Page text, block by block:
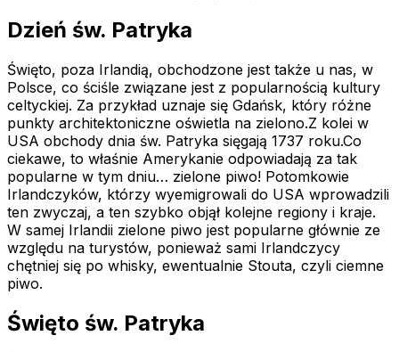
Dzień św. Patryka
Święto, poza Irlandią, obchodzone jest także u nas, w
Polsce, co ściśle związane jest z popularnością kultury
celtyckiej. Za przykład uznaje się Gdańsk, który różne
punkty architektoniczne oświetla na zielono.Z kolei w
USA obchody dnia św. Patryka sięgają 1737 roku.Co
ciekawe, to właśnie Amerykanie odpowiadają za tak
popularne w tym dniu… zielone piwo! Potomkowie
Irlandczyków, którzy wyemigrowali do USA wprowadzili
ten zwyczaj, a ten szybko objął kolejne regiony i kraje.
W samej Irlandii zielone piwo jest popularne głównie ze
względu na turystów, ponieważ sami Irlandczycy
chętniej się po whisky, ewentualnie Stouta, czyli ciemne
piwo.
Święto św. Patryka